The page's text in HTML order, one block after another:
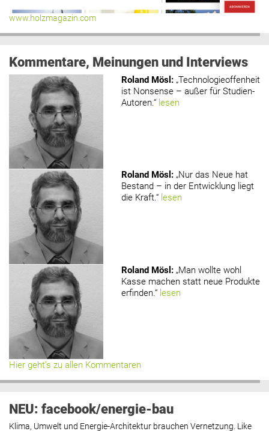
www.holzmagazin.com
Kommentare, Meinungen und Interviews
Roland Mösl : „Technologieoffenheit
ist Nonsense – außer für Studien-
Autoren.“ lesen
Roland Mösl : „Nur das Neue hat
Bestand – in der Entwicklung liegt
die Kraft.“ lesen
Roland Mösl : „Man wollte wohl
Kasse machen statt neue Produkte
erfinden.“ lesen
Hier geht’s zu allen Kommentaren
NEU: facebook/energie-bau
Klima, Umwelt und Energie-Architektur brauchen Vernetzung. Like